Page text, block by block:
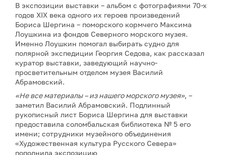
В экспозиции выставки – альбом с фотографиями 70-х
годов XIX века одного их героев произведений
Бориса Шергина – поморского кормчего Максима
Лоушкина из фондов Северного морского музея.
Именно Лоушкин помогал выбирать судно для
полярной экспедиции Георгия Седова, как рассказал
куратор выставки, заведующий научно-
просветительным отделом музея Василий
Абрамовский.
«Не все материалы – из нашего морского музея», –
заметил Василий Абрамовский. Подлинный
рукописный лист Бориса Шергина для выставки
предоставила соломбальская библиотека № 5 его
имени; сотрудники музейного объединения
«Художественная культура Русского Севера»
пополнила экспозицию